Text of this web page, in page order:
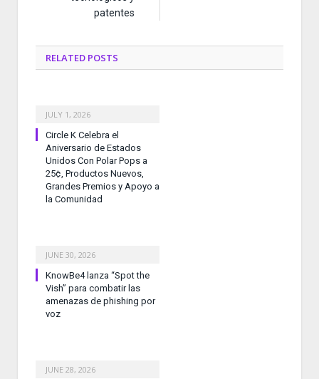
patentes
RELATED POSTS
JULY 1, 2026
Circle K Celebra el
Aniversario de Estados
Unidos Con Polar Pops a
25¢, Productos Nuevos,
Grandes Premios y Apoyo a
la Comunidad
JUNE 30, 2026
KnowBe4 lanza “Spot the
Vish” para combatir las
amenazas de phishing por
voz
JUNE 28, 2026